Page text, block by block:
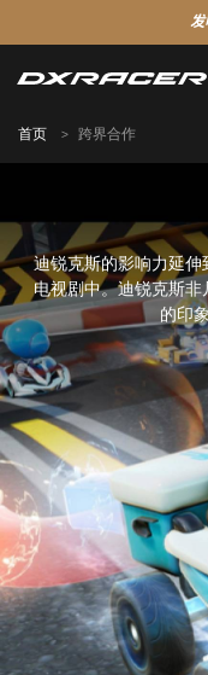
发
首页 跨界合作
迪锐克斯的影响力延
电视剧中。迪锐克斯
的印